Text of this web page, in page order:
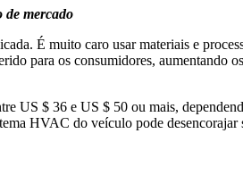
de mercado
É muito caro usar materiais e
para os consumidores, aumentando
US $ 36 e US $ 50 ou mais,
HVAC do veículo pode desencorajar